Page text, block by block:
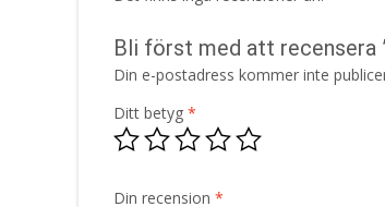
Bli först med att recensera
Din e-postadress kommer inte
Ditt betyg *
Din recension *